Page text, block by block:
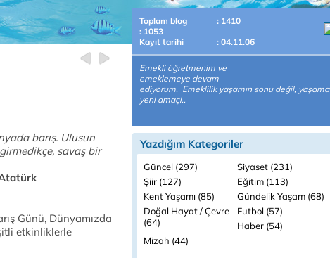
barış. Ulusun
savaş bir
Günü, Dünyamızda
etkinliklerle
Toplam blog
: 1410
: 1053
Kayıt tarihi
: 04.11.06
Emekli öğretmenim ve
emeklemeye devam
ediyorum. Emeklilik yaşamın sonu değil, yaşama
yeni amaçl..
Yazdığım Kategoriler
Güncel (297)
Siyaset (231)
Şiir (127)
Eğitim (113)
Kent Yaşamı (85)
Gündelik Yaşam (68)
Doğal Hayat / Çevre
(64)
Futbol (57)
Haber (54)
Mizah (44)